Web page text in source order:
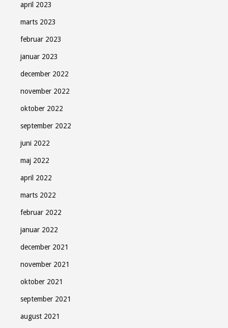
april 2023
marts 2023
februar 2023
januar 2023
december 2022
november 2022
oktober 2022
september 2022
juni 2022
maj 2022
april 2022
marts 2022
februar 2022
januar 2022
december 2021
november 2021
oktober 2021
september 2021
august 2021